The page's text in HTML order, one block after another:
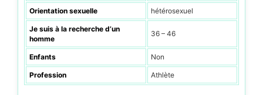
Orientation sexuelle hétérosexuel
Je suis à la recherche d’un
homme
36 – 46
Enfants Non
Profession Athlète